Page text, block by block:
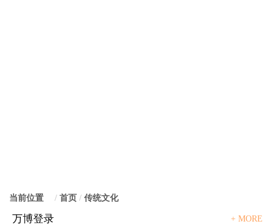
当前位置 首页 传统文化
万博登录 + MORE